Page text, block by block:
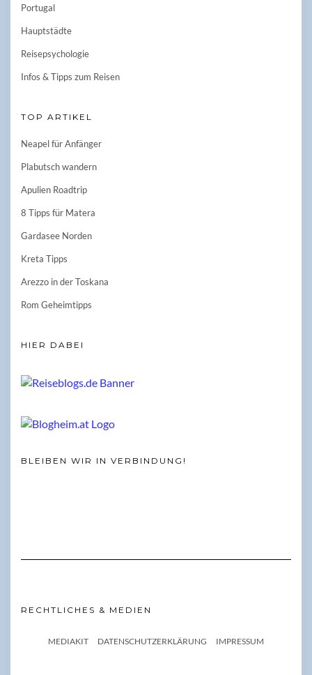
Portugal
Hauptstädte
Reisepsychologie
Infos & Tipps zum Reisen
TOP ARTIKEL
Neapel für Anfänger
Plabutsch wandern
Apulien Roadtrip
8 Tipps für Matera
Gardasee Norden
Kreta Tipps
Arezzo in der Toskana
Rom Geheimtipps
HIER DABEI
BLEIBEN WIR IN VERBINDUNG!
RECHTLICHES & MEDIEN
MEDIAKIT DATENSCHUTZERKLÄRUNG IMPRESSUM